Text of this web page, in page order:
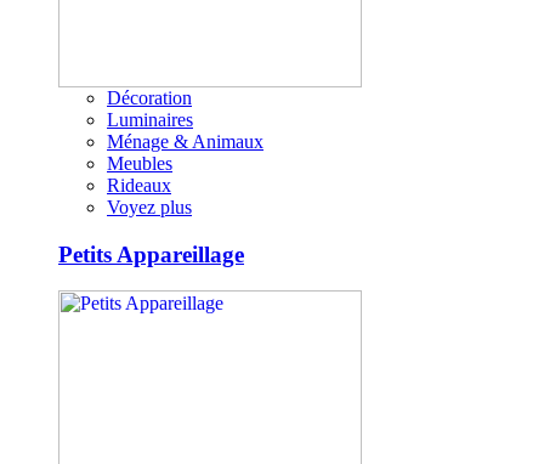
Décoration
Luminaires
Ménage & Animaux
Meubles
Rideaux
Voyez plus
Petits Appareillage